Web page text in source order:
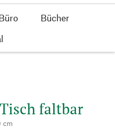
Bücher
faltbar
cm